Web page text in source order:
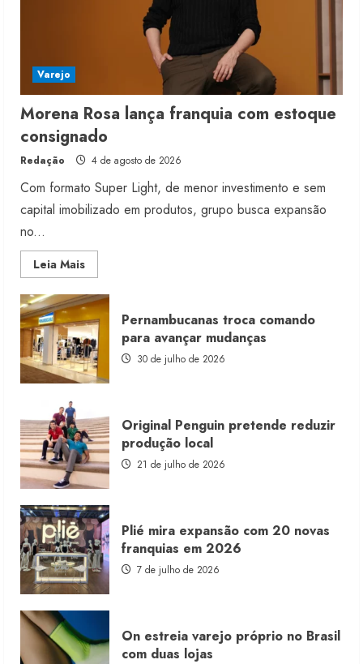
Varejo
Morena Rosa lança franquia com estoque
consignado
Redação 4 de agosto de 2026
Com formato Super Light, de menor investimento e sem
capital imobilizado em produtos, grupo busca expansão
no...
Leia MaisRead
more
Morena
Rosa
lança
franquia
com
estoque
consignado
Pernambucanas troca comando
para avançar mudanças
30 de julho de 2026
Original Penguin pretende reduzir
produção local
21 de julho de 2026
Plié mira expansão com 20 novas
franquias em 2026
7 de julho de 2026
On estreia varejo próprio no Brasil
com duas lojas